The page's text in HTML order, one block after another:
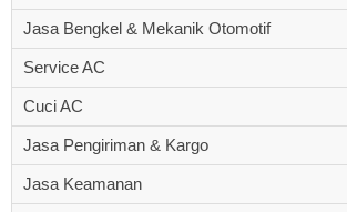
Jasa Bengkel & Mekanik Otomotif
Service AC
Cuci AC
Jasa Pengiriman & Kargo
Jasa Keamanan